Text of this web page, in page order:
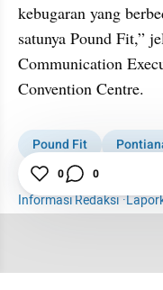
kebugaran yang
satunya Pound Fit,”
Communication
Convention Centre.
Pound Fit
Kabar Daerah
Informasi Redaksi·
0 0